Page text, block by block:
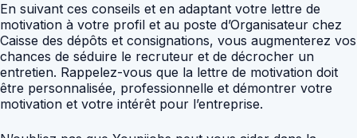
En suivant ces conseils et en adaptant votre lettre de
motivation à votre profil et au poste d’Organisateur chez
Caisse des dépôts et consignations, vous augmenterez vos
chances de séduire le recruteur et de décrocher un
entretien. Rappelez-vous que la lettre de motivation doit
être personnalisée, professionnelle et démontrer votre
motivation et votre intérêt pour l’entreprise.